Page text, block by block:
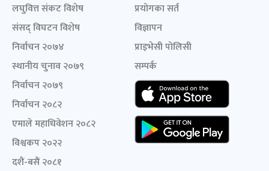
लघुवित्त संकट विशेष
संसद् विघटन विशेष
निर्वाचन २०७४
स्थानीय चुनाव २०७९
निर्वाचन २०७९
निर्वाचन २०८२
एमाले महाधिवेशन २०८२
विश्वकप २०२२
दशैं-बसैं २०८१
प्रयोगका सर्त
विज्ञापन
प्राइभेसी पोलिसी
सम्पर्क